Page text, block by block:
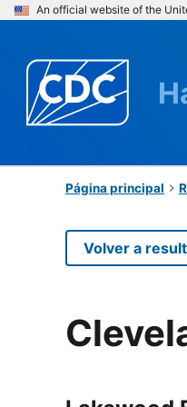
An official website of the
Página principal
Volver a